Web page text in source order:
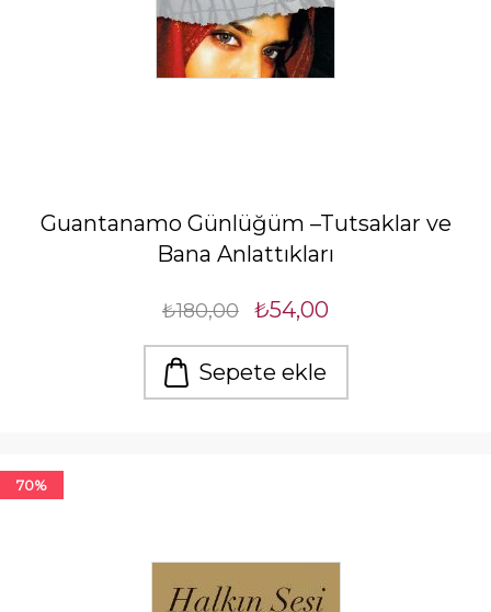
Guantanamo Günlüğüm –Tutsaklar ve
Bana Anlattıkları
₺180,00 ₺54,00
Sepete ekle
70%